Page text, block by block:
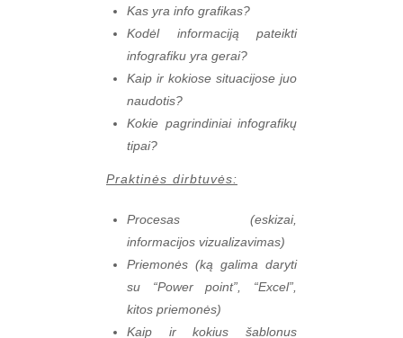
Kas yra info grafikas?
Kodėl informaciją pateikti
infografiku yra gerai?
Kaip ir kokiose situacijose juo
naudotis?
Kokie pagrindiniai infografikų
tipai?
Praktinės dirbtuvės:
Procesas (eskizai,
informacijos vizualizavimas)
Priemonės (ką galima daryti
su “Power point”, “Excel”,
kitos priemonės)
Kaip ir kokius šablonus